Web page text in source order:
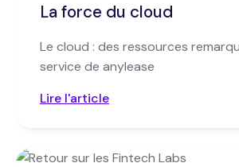
La force du cloud
Le cloud : des ressources
service de anylease
Lire l'article